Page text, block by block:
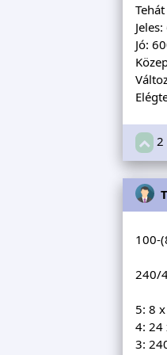
Jó:
2
100-
240/
5: 8
4: 24
3: